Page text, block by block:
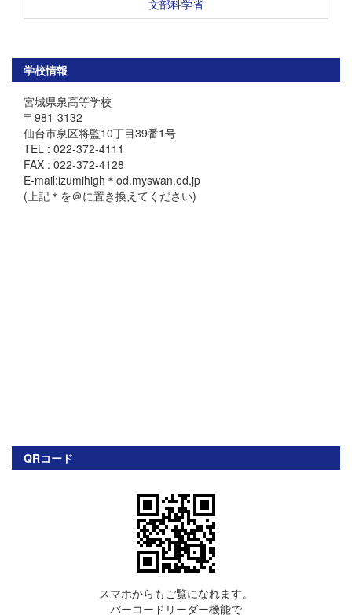
文部科学省
学校情報
宮城県泉高等学校
〒981-3132
仙台市泉区将監10丁目39番1号
TEL : 022-372-4111
FAX : 022-372-4128
E-mail:izumihigh＊od.myswan.ed.jp
(上記＊を＠に置き換えてください)
QRコード
スマホからもご覧になれます。
バーコードリーダー機能で